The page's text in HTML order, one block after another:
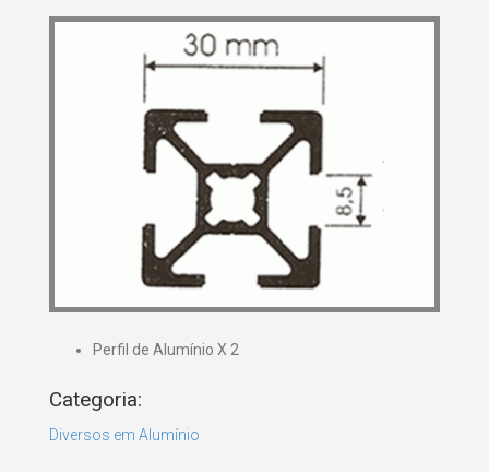
Perfil de Alumínio X 2
Categoria:
Diversos em Alumínio